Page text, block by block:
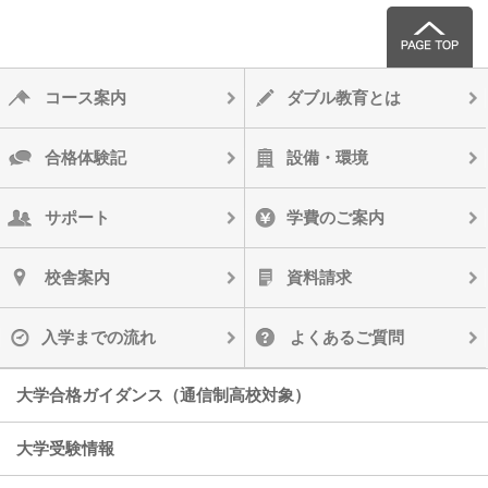
コース案内 ダブル教育とは
合格体験記 設備・環境
サポート 学費のご案内
校舎案内 資料請求
入学までの流れ よくあるご質問
大学合格ガイダンス（通信制高校対象）
大学受験情報